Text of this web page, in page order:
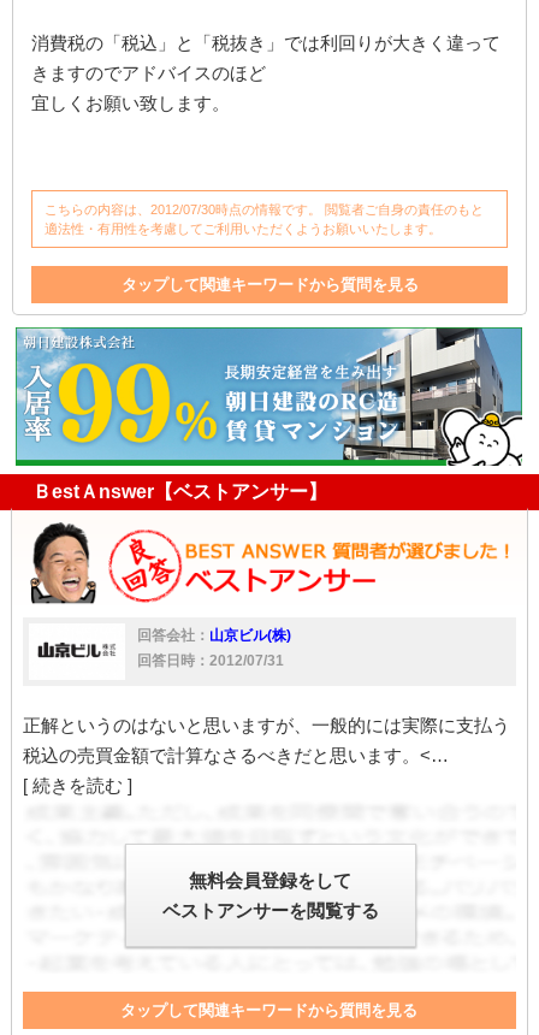
消費税の「税込」と「税抜き」では利回りが大きく違って
きますのでアドバイスのほど
宜しくお願い致します。
こちらの内容は、2012/07/30時点の情報です。 閲覧者ご自身の責任のもと
適法性・有用性を考慮してご利用いただくようお願いいたします。
タップして関連キーワードから質問を見る
アパート アパート経営 経営 利回り
ＢestＡnswer【ベストアンサー】
回答会社： 山京ビル(株)
回答日時：2012/07/31
正解というのはないと思いますが、一般的には実際に支払う
税込の売買金額で計算なさるべきだと思います。<…
[ 続きを読む ]
無料会員登録をして
ベストアンサーを閲覧する
タップして関連キーワードから質問を見る